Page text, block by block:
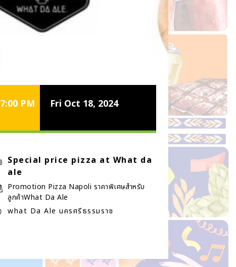
7:00 PM Fri Oct 18, 2024
Special price pizza at What da
ale
Promotion Pizza Napoli ราคาพิเศษสำหรับ
ลูกค้าWhat Da Ale
what Da Ale นครศรีธรรมราช